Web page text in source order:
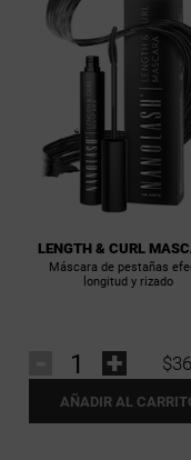
LENGTH & CURL
Máscara de pestañas
longitud y rizado
$36
+
AÑADIR AL